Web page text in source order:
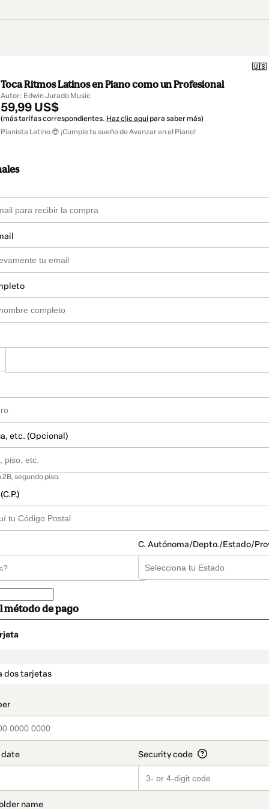
🇺🇸
Toca Ritmos Latinos en Piano como un Profesional
Autor: Edwin Jurado Music
59,99 US$
(más tarifas correspondientes. Haz clic aquí para saber más)
Pianista Latino 😎 ¡Cumple tu sueño de Avanzar en el Piano!
etc. (Opcional)
segundo piso.
C. Autónoma/Depto./Estado/
método de pago
dos tarjetas